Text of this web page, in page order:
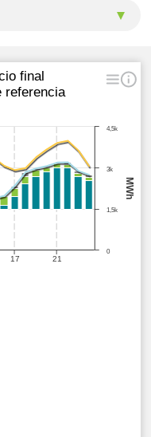
MWh
final
referencia
17 21
0
3k
1,5k
4,5k